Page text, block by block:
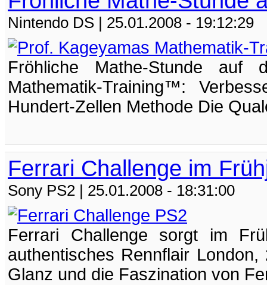
Nintendo DS | 25.01.2008 - 19:12:29
Fröhliche Mathe-Stunde auf
Mathematik-Training™:
Hundert-Zellen Methode Die
Ferrari Challenge im
Sony PS2 | 25.01.2008 - 18:31:00
Ferrari Challenge sorgt im
authentisches Rennflair
Glanz und die Faszination von